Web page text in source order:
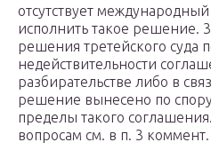
отсутствует
исполнить такое решение.
решения третейского суда
недействительности
разбирательстве либо в
решение вынесено по
пределы такого
вопросам см. в п. 3 коммент.